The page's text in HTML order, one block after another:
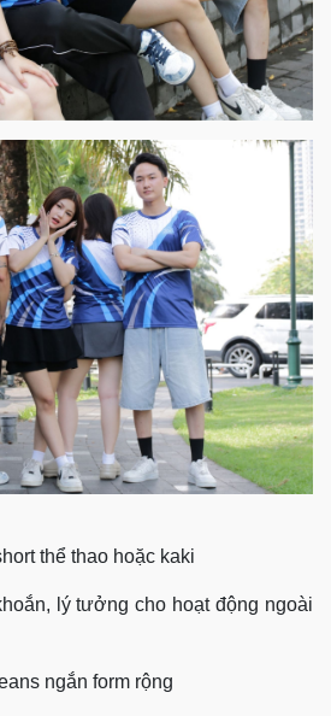
thể thao hoặc kaki
lý tưởng cho hoạt động ngoài
ngắn form rộng